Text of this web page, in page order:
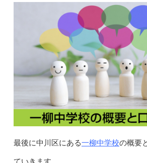
最後に中川区にある一柳中学校の概要
ていきます。